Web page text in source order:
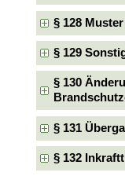
§ 128
§ 129
§ 130
§ 131
§ 132